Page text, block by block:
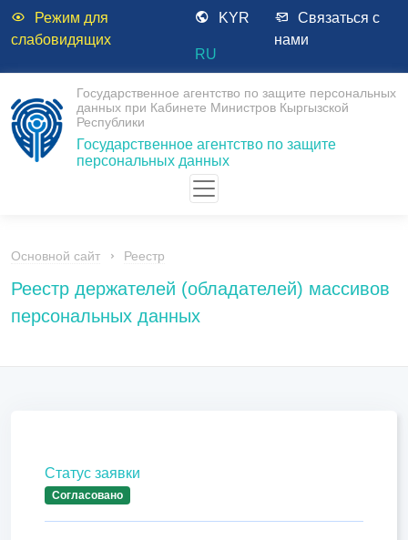
Режим для
слабовидящих
KYR
RU
Связаться с
нами
Государственное агентство по защите персональных
данных при Кабинете Министров Кыргызской
Республики
Государственное агентство по защите
персональных данных
Основной сайт Реестр
Реестр держателей (обладателей) массивов
персональных данных
Статус заявки
Согласовано